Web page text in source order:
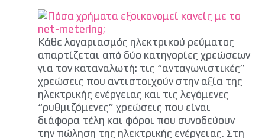
Κάθε λογαριασμός ηλεκτρικού ρεύματος
απαρτίζεται από δύο κατηγορίες χρεώσεων
για τον καταναλωτή: τις “ανταγωνιστικές”
χρεώσεις που αντιστοιχούν στην αξία της
ηλεκτρικής ενέργειας και τις λεγόμενες
“ρυθμιζόμενες” χρεώσεις που είναι
διάφορα τέλη και φόροι που συνοδεύουν
την πώληση της ηλεκτρικής ενέργειας. Στη